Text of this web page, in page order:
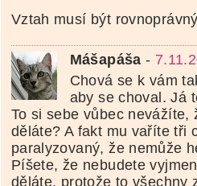
Vztah musí být
Mášapáša -
Chová se k vám
aby se choval. Já
To si sebe vůbec nevážíte,
děláte? A fakt mu vaříte tři
paralyzovaný, že nemůže
Píšete, že nebudete
děláte, protože to všechny